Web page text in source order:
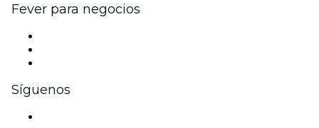
Fever para negocios
Síguenos